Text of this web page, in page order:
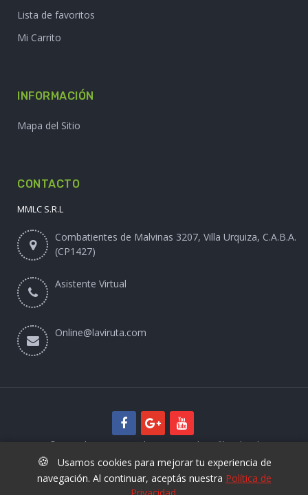
Lista de favoritos
Mi Carrito
INFORMACIÓN
Mapa del Sitio
CONTACTO
MMLC S.R.L
Combatientes de Malvinas 3207, Villa Urquiza, C.A.B.A.
(CP1427)
Asistente Virtual
Online@laviruta.com
© 2025 laviruta.com | Diseño web SofihaCloud
🍪
Usamos cookies para mejorar tu experiencia de
navegación. Al continuar, aceptás nuestra Política de